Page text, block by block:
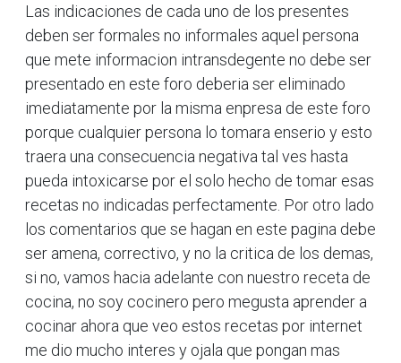
Las indicaciones de cada uno de los presentes
deben ser formales no informales aquel persona
que mete informacion intransdegente no debe ser
presentado en este foro deberia ser eliminado
imediatamente por la misma enpresa de este foro
porque cualquier persona lo tomara enserio y esto
traera una consecuencia negativa tal ves hasta
pueda intoxicarse por el solo hecho de tomar esas
recetas no indicadas perfectamente. Por otro lado
los comentarios que se hagan en este pagina debe
ser amena, correctivo, y no la critica de los demas,
si no, vamos hacia adelante con nuestro receta de
cocina, no soy cocinero pero megusta aprender a
cocinar ahora que veo estos recetas por internet
me dio mucho interes y ojala que pongan mas